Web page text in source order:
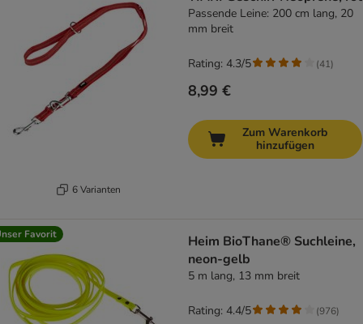
6 Varianten
Passende Leine: 200 cm lang, 20
mm breit
8,99 €
Rating: 4.3/5 (41)
Zum Warenkorb
hinzufügen
Favorit
Heim BioThane® Suchleine,
neon-gelb
5 m lang, 13 mm breit
Rating: 4.4/5 (976)